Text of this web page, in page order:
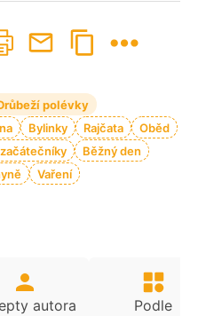
polévky
Bylinky Rajčata
Oběd
Běžný den
Vaření
autora
Podle